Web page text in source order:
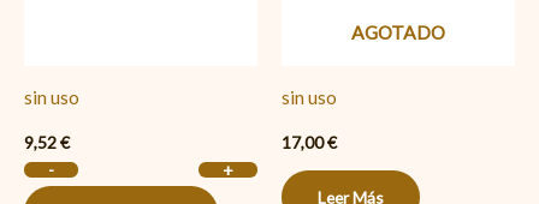
sin uso
9,52€
-
+
AGOTADO
sin uso
17,00€
Leer Más